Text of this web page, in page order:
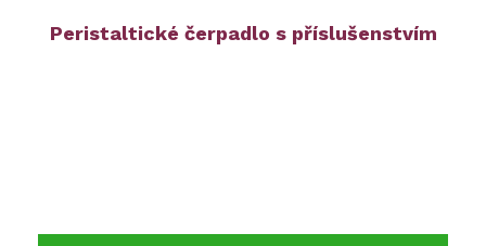
Peristaltické čerpadlo s příslušenstvím